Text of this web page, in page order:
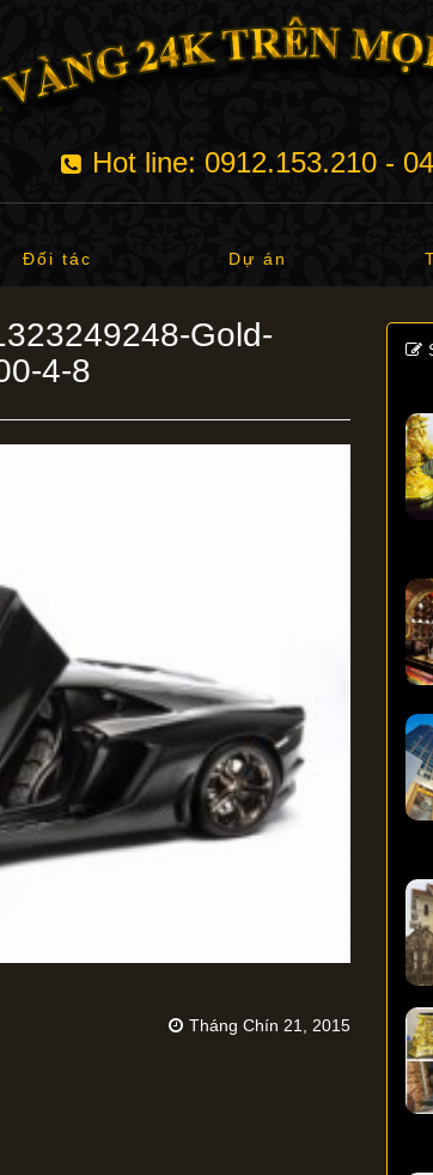
Hot line: 0912.153.210 -
Đối tác Dự án
Gold-
4-8
Tháng Chín 21, 2015